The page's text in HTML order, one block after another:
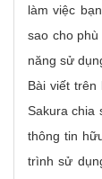
làm việc
sao cho
năng sử
Bài viết
Sakura chia
thông tin
trình sử